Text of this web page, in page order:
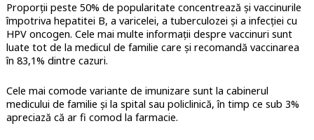
Proporții peste 50% de popularitate concentrează și vaccinurile
împotriva hepatitei B, a varicelei, a tuberculozei și a infecției cu
HPV oncogen. Cele mai multe informații despre vaccinuri sunt
luate tot de la medicul de familie care și recomandă vaccinarea
în 83,1% dintre cazuri.
Cele mai comode variante de imunizare sunt la cabinerul
medicului de familie și la spital sau policlinică, în timp ce sub 3%
apreciază că ar fi comod la farmacie.